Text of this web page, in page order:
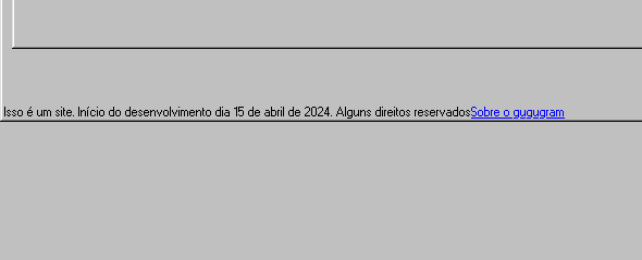
Isso é um site. Início do desenvolvimento dia 15 de abril de 2024. Alguns direitos reservadosSobre o gugugram